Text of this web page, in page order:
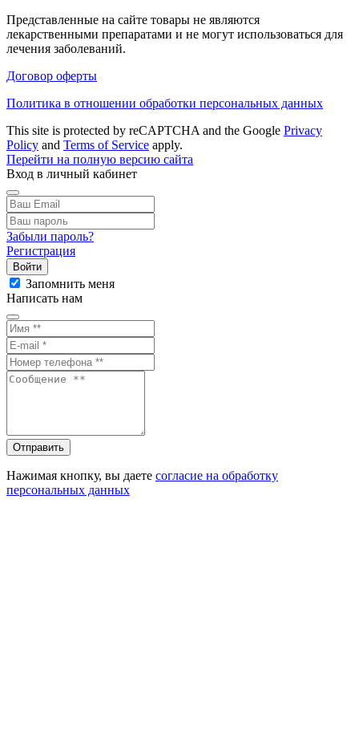
Представленные на сайте товары не являются
лекарственными препаратами и не могут использоваться для
лечения заболеваний.
Договор оферты
Политика в отношении обработки персональных данных
This site is protected by reCAPTCHA and the Google Privacy
Policy and Terms of Service apply.
Перейти на полную версию сайта
Вход в личный кабинет
Забыли пароль?
Регистрация
Войти
Запомнить меня
Написать нам
Отправить
Нажимая кнопку, вы даете согласие на обработку
персональных данных